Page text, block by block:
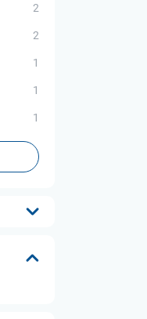
2
2
1
1
1